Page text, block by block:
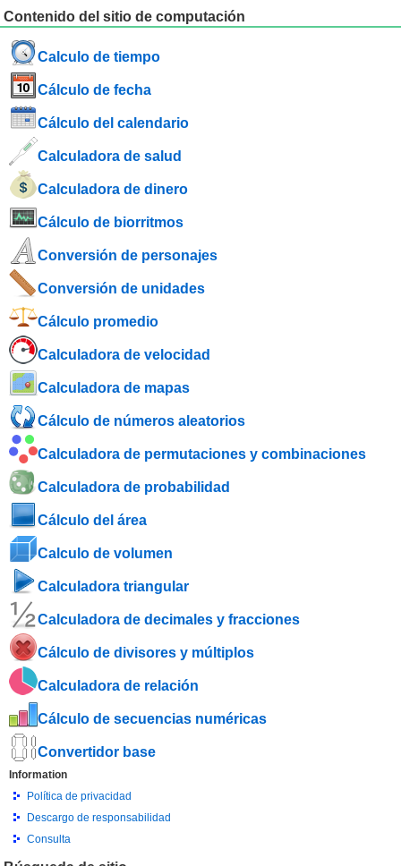
Contenido del sitio de computación
Calculo de tiempo
Cálculo de fecha
Cálculo del calendario
Calculadora de salud
Calculadora de dinero
Cálculo de biorritmos
Conversión de personajes
Conversión de unidades
Cálculo promedio
Calculadora de velocidad
Calculadora de mapas
Cálculo de números aleatorios
Calculadora de permutaciones y combinaciones
Calculadora de probabilidad
Cálculo del área
Calculo de volumen
Calculadora triangular
Calculadora de decimales y fracciones
Cálculo de divisores y múltiplos
Calculadora de relación
Cálculo de secuencias numéricas
Convertidor base
Information
Política de privacidad
Descargo de responsabilidad
Consulta